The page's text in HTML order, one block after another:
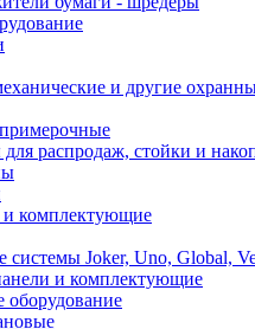
и другие
распродаж, стойки и
и комплектующие
системы Joker, Uno, Global,
и комплектующие
оборудование